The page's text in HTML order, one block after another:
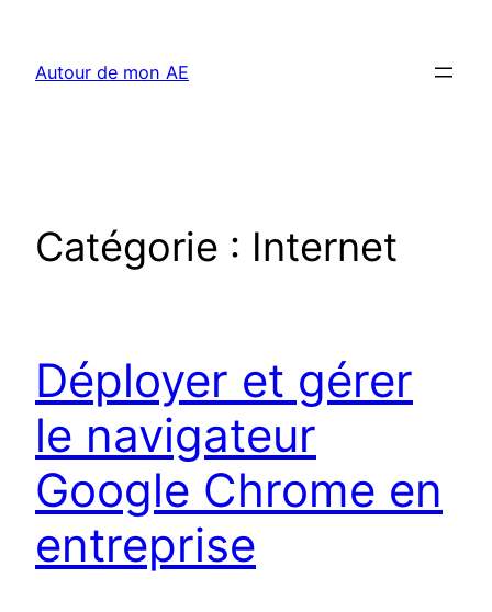
contenu
Autour de mon AE
Catégorie : Internet
Déployer et gérer
le navigateur
Google Chrome en
entreprise